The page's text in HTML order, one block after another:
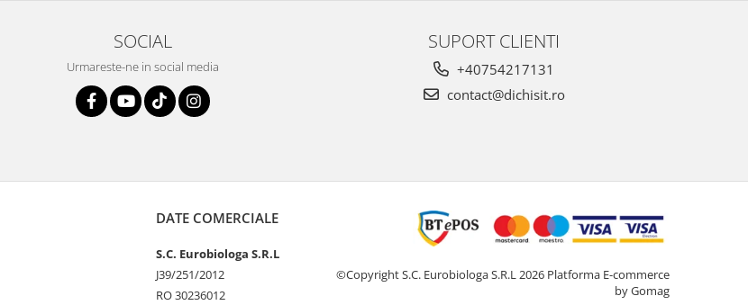
SOCIAL
Urmareste-ne in social media
SUPORT CLIENTI
+40754217131
contact@dichisit.ro
DATE COMERCIALE
S.C. Eurobiologa S.R.L
J39/251/2012
RO 30236012
©Copyright S.C. Eurobiologa S.R.L 2026 Platforma E-commerce
by Gomag